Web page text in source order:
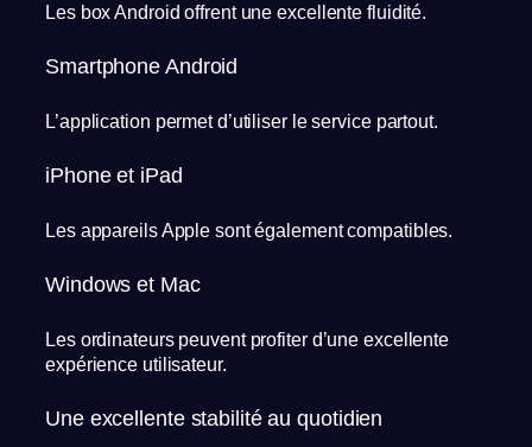
Les box Android offrent une excellente fluidité.
Smartphone Android
L’application permet d’utiliser le service partout.
iPhone et iPad
Les appareils Apple sont également compatibles.
Windows et Mac
Les ordinateurs peuvent profiter d’une excellente
expérience utilisateur.
Une excellente stabilité au quotidien